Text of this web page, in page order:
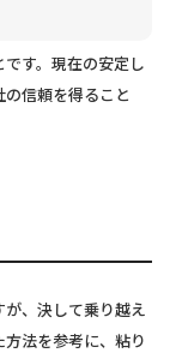
す。現在の安定し
信頼を得ること
、決して乗り越え
法を参考に、粘り